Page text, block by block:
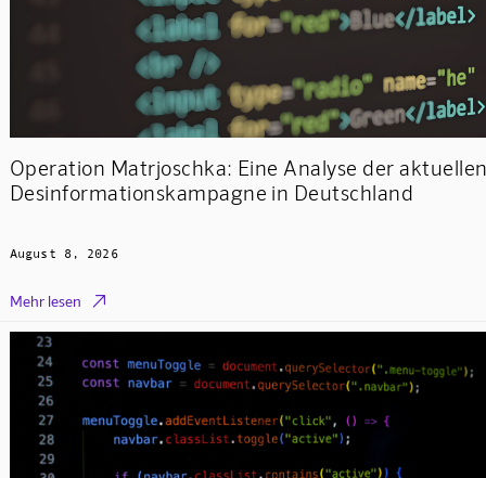
Operation Matrjoschka: Eine Analyse der
Desinformationskampagne in Deutschland
August 8, 2026
Mehr lesen 